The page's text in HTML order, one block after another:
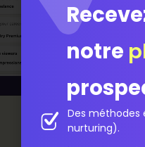
notre
Des méthodes
nurturing).